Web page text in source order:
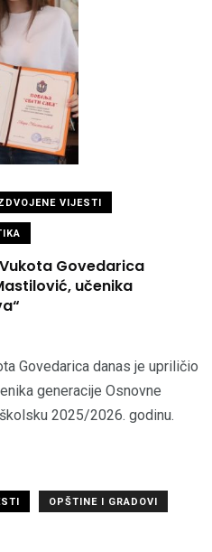
VIJESTI
Govedarica
učenika
Govedarica danas je upriličio
generacije Osnovne
2025/2026. godinu.
OPŠTINE I GRADOVI